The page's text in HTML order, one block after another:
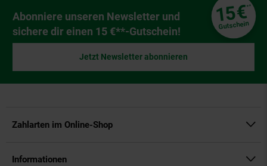
Newsletter Anmeldung
Abonniere unseren Newsletter und
sichere dir einen 15 €**-Gutschein!
15€**
Gutschein
Jetzt Newsletter abonnieren
Zahlarten im Online-Shop
Informationen